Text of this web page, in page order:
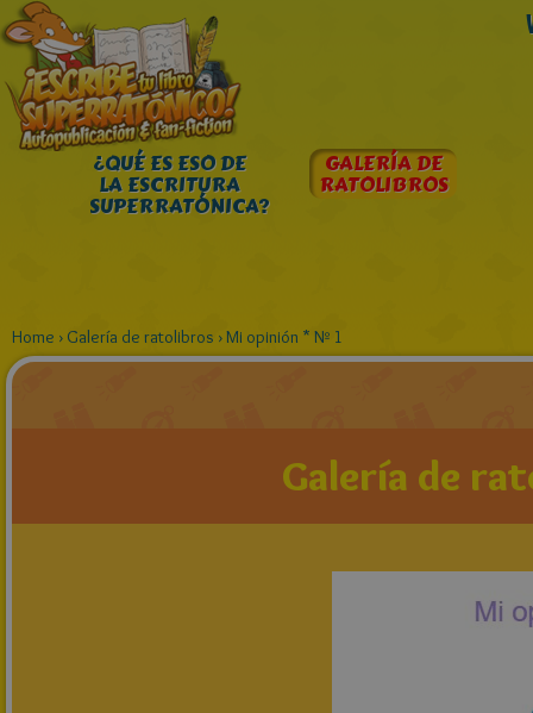
¿QUÉ ES ESO DE
LA ESCRITURA
SUPERRATÓNICA?
GALERÍA DE
RATOLIBROS
Home › Galería de ratolibros ›Mi opinión * Nº 1
Galería de